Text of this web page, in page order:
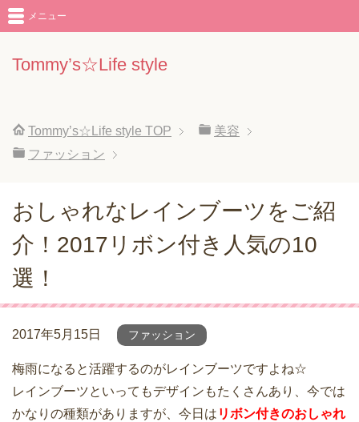
Tommy’s☆Life style
メニュー
Tommy’s☆Life style TOP
美容
ファッション
おしゃれなレインブーツをご紹
介！2017リボン付き人気の10
選！
2017年5月15日 ファッション
梅雨になると活躍するのがレインブーツですよね☆
レインブーツといってもデザインもたくさんあり、今では
かなりの種類がありますが、今日は リボン付きのおしゃれ